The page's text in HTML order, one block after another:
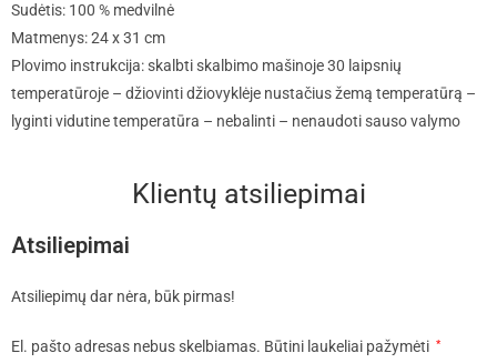
Sudėtis: 100 % medvilnė
Matmenys: 24 x 31 cm
Plovimo instrukcija: skalbti skalbimo mašinoje 30 laipsnių
temperatūroje – džiovinti džiovyklėje nustačius žemą temperatūrą –
lyginti vidutine temperatūra – nebalinti – nenaudoti sauso valymo
Klientų atsiliepimai
Atsiliepimai
Atsiliepimų dar nėra, būk pirmas!
El. pašto adresas nebus skelbiamas. Būtini laukeliai pažymėti *